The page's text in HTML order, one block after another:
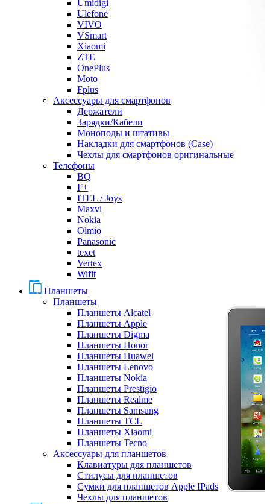
Umidigi
Ulefone
VIVO
VSmart
Xiaomi
ZTE
OnePlus
Moto
Fplus
Аксессуары для смартфонов
Держатели
Зарядки/Кабели
Моноподы и штативы
Накладки для смартфонов (Case)
Чехлы для смартфонов оригинальные
Телефоны
BQ
F+
ITEL / Joys
Maxvi
Nokia
Olmio
Panasonic
texet
Vertex
Wifit
Планшеты
Планшеты
Планшеты Alcatel
Планшеты Apple
Планшеты Digma
Планшеты Honor
Планшеты Huawei
Планшеты Lenovo
Планшеты Nokia
Планшеты Prestigio
Планшеты Realme
Планшеты Samsung
Планшеты TCL
Планшеты Xiaomi
Планшеты Tecno
Аксессуары для планшетов
Клавиатуры для планшетов
Стилусы для планшетов
Сумки для планшетов Apple IPads
Чехлы для планшетов